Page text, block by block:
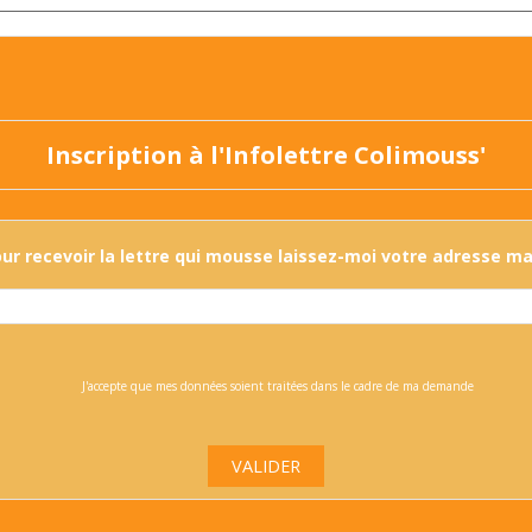
Inscription à l'Infolettre Colimouss'
recevoir la lettre qui mousse laissez-moi votre adresse
J'accepte que mes données soient traitées dans le cadre de ma demande
VALIDER